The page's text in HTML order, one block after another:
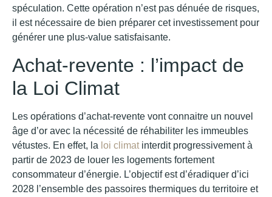
spéculation. Cette opération n’est pas dénuée de risques,
il est nécessaire de bien préparer cet investissement pour
générer une plus-value satisfaisante.
Achat-revente : l’impact de
la Loi Climat
Les opérations d’achat-revente vont connaitre un nouvel
âge d’or avec la nécessité de réhabiliter les immeubles
vétustes. En effet, la loi climatinterdit progressivement à
partir de 2023 de louer les logements fortement
consommateur d’énergie. L’objectif est d’éradiquer d’ici
2028 l’ensemble des passoires thermiques du territoire et